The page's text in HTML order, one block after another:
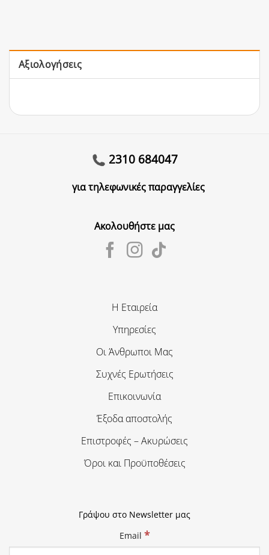
Αξιολογήσεις
2310 684047
για τηλεφωνικές παραγγελίες
Ακολουθήστε μας
Η Εταιρεία
Υπηρεσίες
Οι Άνθρωποι Μας
Συχνές Ερωτήσεις
Επικοινωνία
Έξοδα αποστολής
Επιστροφές – Ακυρώσεις
Όροι και Προϋποθέσεις
Γράψου στο Newsletter μας
Email *